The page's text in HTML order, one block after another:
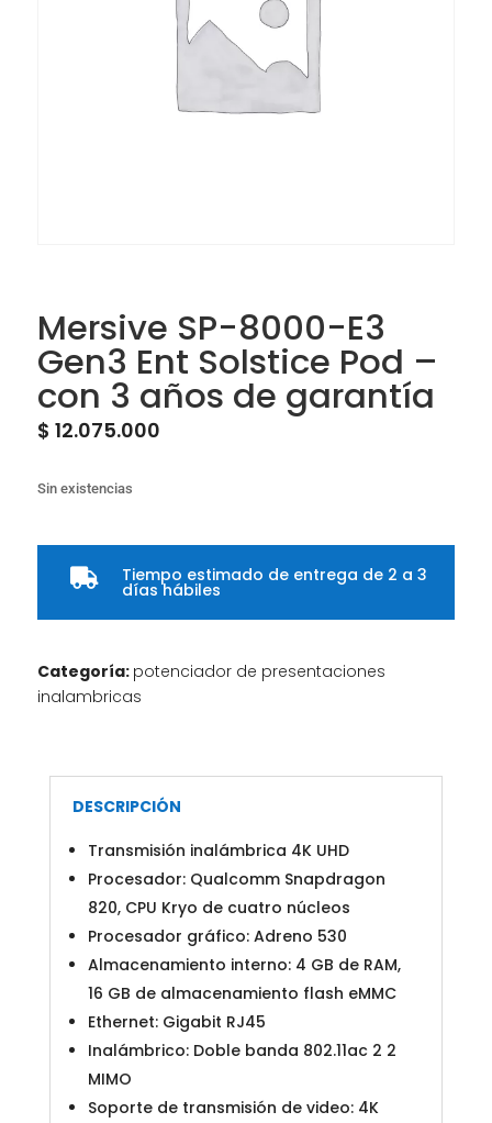
Mersive SP-8000-E3
Gen3 Ent Solstice Pod –
con 3 años de garantía
$ 12.075.000
Sin existencias
 Tiempo estimado de entrega de 2 a 3
días hábiles
Categoría: potenciador de presentaciones
inalambricas
DESCRIPCIÓN
Transmisión inalámbrica 4K UHD
Procesador: Qualcomm Snapdragon
820, CPU Kryo de cuatro núcleos
Procesador gráfico: Adreno 530
Almacenamiento interno: 4 GB de RAM,
16 GB de almacenamiento flash eMMC
Ethernet: Gigabit RJ45
Inalámbrico: Doble banda 802.11ac 2 2
MIMO
Soporte de transmisión de video: 4K